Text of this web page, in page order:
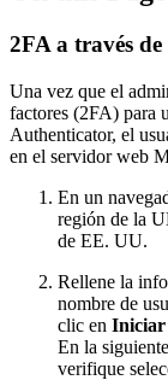
2FA a través
Una vez que el
factores (2FA) para
Authenticator, el
en el servidor web
En un
región de la
de EE. UU.
Rellene la
nombre de
clic en Iniciar
En la
verifique